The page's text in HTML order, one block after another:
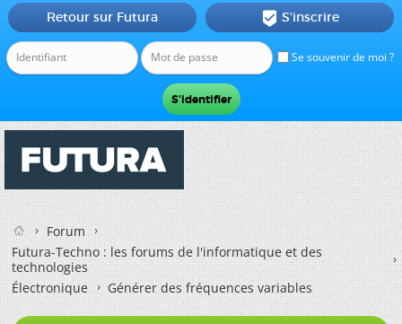
Se souvenir de moi ?
Retour sur Futura  S'inscrire
Forum
Futura-Techno : les forums de l'informatique et des
technologies
Électronique
Générer des fréquences variables